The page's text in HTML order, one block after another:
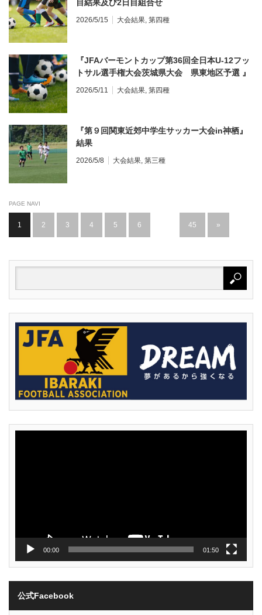
目結果及び2日目組合せ
2026/5/15 大会結果, 第四種
『JFAバーモントカップ第36回全日本U-12フッ
トサル選手権大会茨城県大会 県東地区予選 』
2026/5/11 大会結果, 第四種
『第９回関東近郊中学生サッカー大会in神栖』
結果
2026/5/8 大会結果, 第三種
PAGE NAVI
1 2 3 4 5 6 45 »
00:00 01:50
公式Facebook